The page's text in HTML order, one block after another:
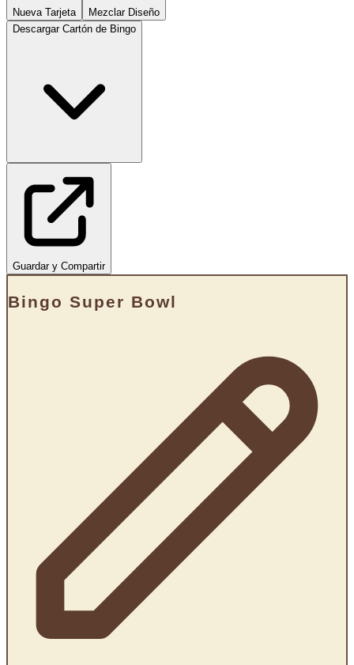
Nueva Tarjeta
Mezclar Diseño
Descargar Cartón de Bingo
Guardar y Compartir
Bingo Super Bowl